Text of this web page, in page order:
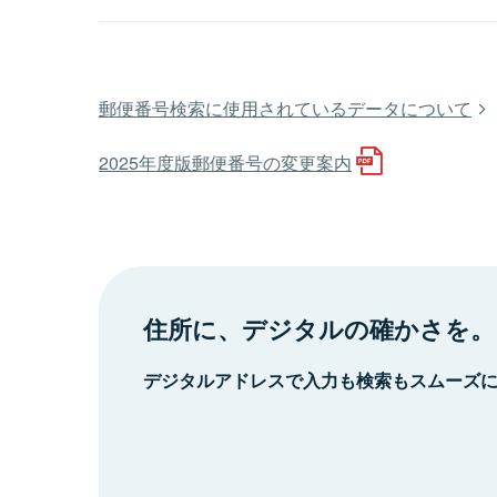
郵便番号検索に使用されているデータについて
2025年度版郵便番号の変更案内
住所に、デジタルの確かさを。
デジタルアドレスで入力も検索もスムーズ